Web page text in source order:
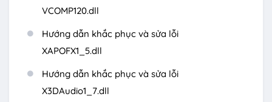
VCOMP120.dll
Hướng dẫn khắc phục và sửa lỗi
XAPOFX1_5.dll
Hướng dẫn khắc phục và sửa lỗi
X3DAudio1_7.dll